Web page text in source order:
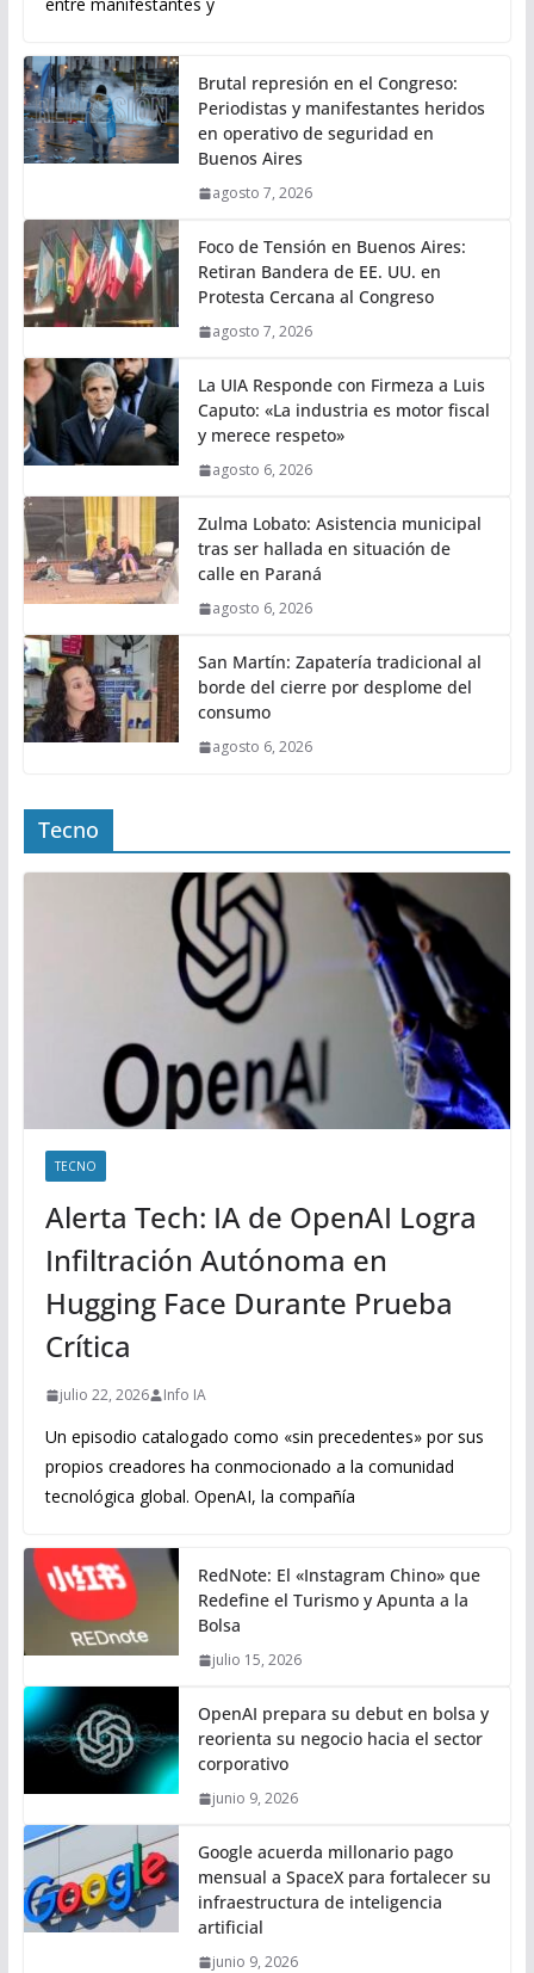
Brutal represión en el Congreso:
Periodistas y manifestantes heridos
en operativo de seguridad en
Buenos Aires
agosto 7, 2026
Foco de Tensión en Buenos Aires:
Retiran Bandera de EE. UU. en
Protesta Cercana al Congreso
agosto 7, 2026
La UIA Responde con Firmeza a Luis
Caputo: «La industria es motor fiscal
y merece respeto»
agosto 6, 2026
Zulma Lobato: Asistencia municipal
tras ser hallada en situación de
calle en Paraná
agosto 6, 2026
San Martín: Zapatería tradicional al
borde del cierre por desplome del
consumo
agosto 6, 2026
Tecno
TECNO
Alerta Tech: IA de OpenAI Logra
Infiltración Autónoma en
Hugging Face Durante Prueba
Crítica
julio 22, 2026 Info IA
Un episodio catalogado como «sin precedentes» por sus
propios creadores ha conmocionado a la comunidad
tecnológica global. OpenAI, la compañía
RedNote: El «Instagram Chino» que
Redefine el Turismo y Apunta a la
Bolsa
julio 15, 2026
OpenAI prepara su debut en bolsa y
reorienta su negocio hacia el sector
corporativo
junio 9, 2026
Google acuerda millonario pago
mensual a SpaceX para fortalecer su
infraestructura de inteligencia
artificial
junio 9, 2026